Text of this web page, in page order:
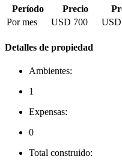
Período Precio
Por mes
USD 700
Detalles de propiedad
Ambientes:
1
Expensas:
0
Total construido: